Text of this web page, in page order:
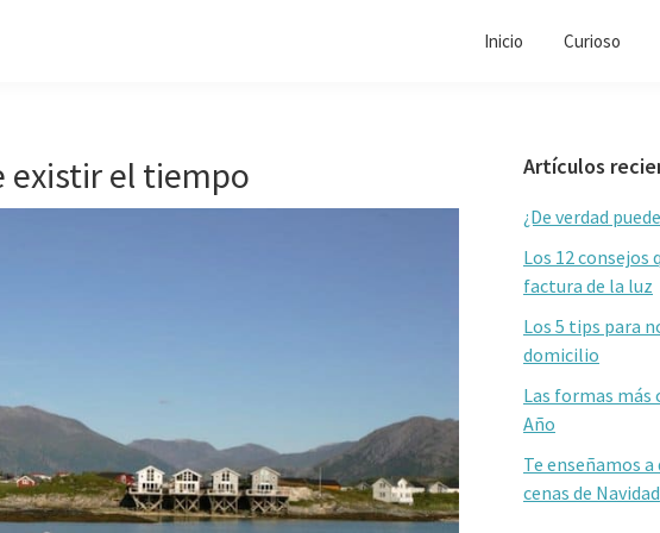
Inicio Curioso
existir el tiempo
Barra
lateral
primaria
Artículos
¿De verdad
Los 12 consejos
factura de la luz
Los 5 tips para
domicilio
Las formas más
Año
Te enseñamos
cenas de Navidad